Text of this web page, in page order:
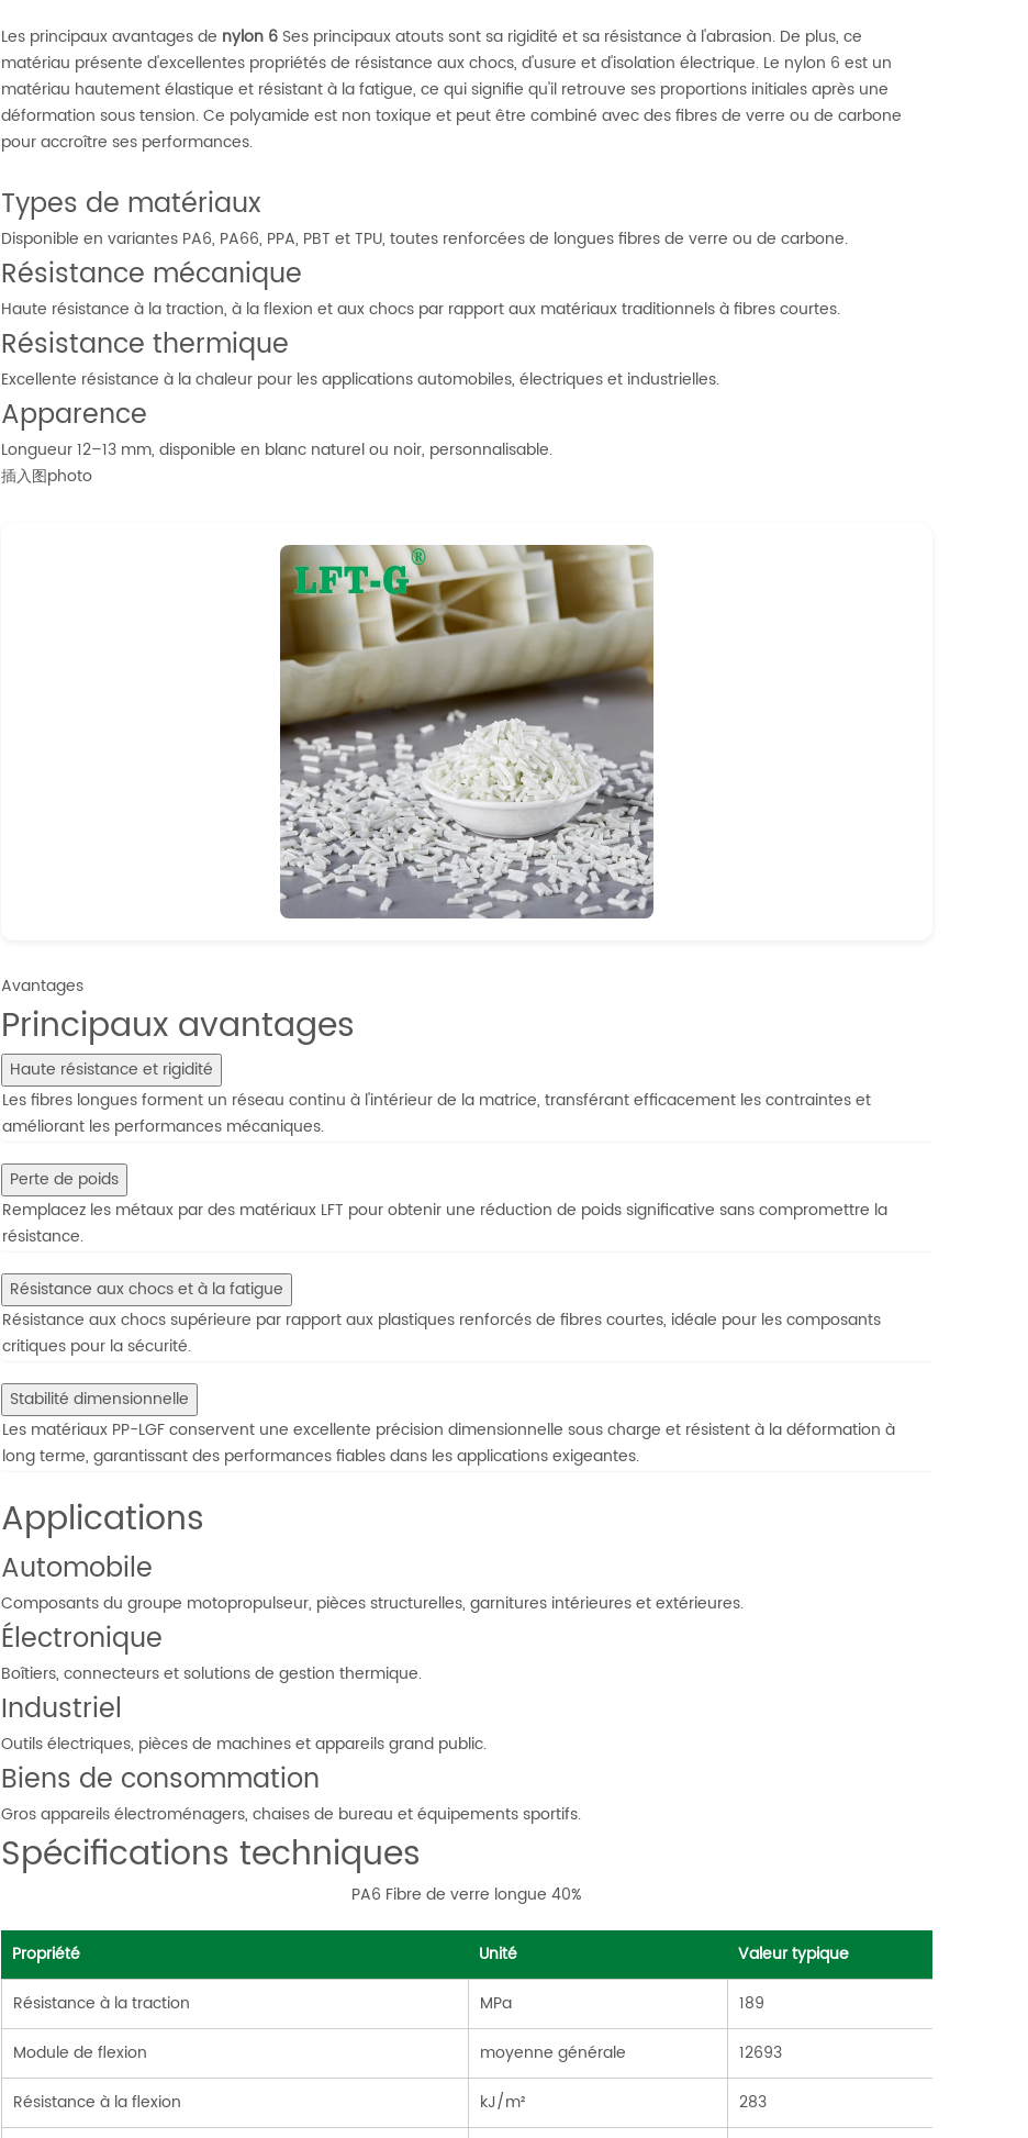
Les principaux avantages de nylon 6 Ses principaux atouts sont sa rigidité et sa résistance à l'abrasion. De plus, ce
matériau présente d'excellentes propriétés de résistance aux chocs, d'usure et d'isolation électrique. Le nylon 6 est un
matériau hautement élastique et résistant à la fatigue, ce qui signifie qu'il retrouve ses proportions initiales après une
déformation sous tension. Ce polyamide est non toxique et peut être combiné avec des fibres de verre ou de carbone
pour accroître ses performances.
Types de matériaux
Disponible en variantes PA6, PA66, PPA, PBT et TPU, toutes renforcées de longues fibres de verre ou de carbone.
Résistance mécanique
Haute résistance à la traction, à la flexion et aux chocs par rapport aux matériaux traditionnels à fibres courtes.
Résistance thermique
Excellente résistance à la chaleur pour les applications automobiles, électriques et industrielles.
Apparence
Longueur 12–13 mm, disponible en blanc naturel ou noir, personnalisable.
插入图photo
Avantages
Principaux avantages
Haute résistance et rigidité
Les fibres longues forment un réseau continu à l'intérieur de la matrice, transférant efficacement les contraintes et
améliorant les performances mécaniques.
Perte de poids
Remplacez les métaux par des matériaux LFT pour obtenir une réduction de poids significative sans compromettre la
résistance.
Résistance aux chocs et à la fatigue
Résistance aux chocs supérieure par rapport aux plastiques renforcés de fibres courtes, idéale pour les composants
critiques pour la sécurité.
Stabilité dimensionnelle
Les matériaux PP-LGF conservent une excellente précision dimensionnelle sous charge et résistent à la déformation à
long terme, garantissant des performances fiables dans les applications exigeantes.
Applications
Automobile
Composants du groupe motopropulseur, pièces structurelles, garnitures intérieures et extérieures.
Électronique
Boîtiers, connecteurs et solutions de gestion thermique.
Industriel
Outils électriques, pièces de machines et appareils grand public.
Biens de consommation
Gros appareils électroménagers, chaises de bureau et équipements sportifs.
Spécifications techniques
PA6 Fibre de verre longue 40%
Propriété Unité
Valeur typique
Résistance à la traction
MPa
189
Module de flexion
moyenne générale
12693
Résistance à la flexion
kJ/m² 283